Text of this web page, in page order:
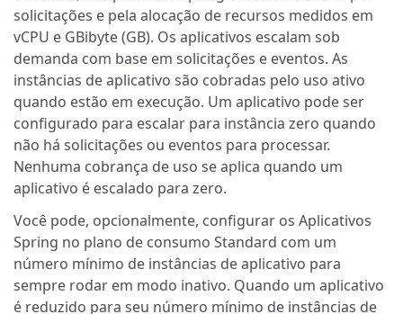
solicitações e pela alocação de recursos medidos em
vCPU e GBibyte (GB). Os aplicativos escalam sob
demanda com base em solicitações e eventos. As
instâncias de aplicativo são cobradas pelo uso ativo
quando estão em execução. Um aplicativo pode ser
configurado para escalar para instância zero quando
não há solicitações ou eventos para processar.
Nenhuma cobrança de uso se aplica quando um
aplicativo é escalado para zero.
Você pode, opcionalmente, configurar os Aplicativos
Spring no plano de consumo Standard com um
número mínimo de instâncias de aplicativo para
sempre rodar em modo inativo. Quando um aplicativo
é reduzido para seu número mínimo de instâncias de